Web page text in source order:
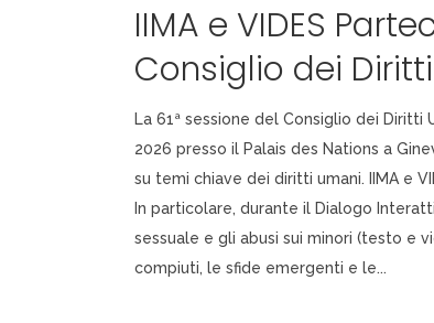
IIMA e VIDES
Consiglio dei
La 61ª sessione del Consiglio dei
2026 presso il Palais des Nations a
su temi chiave dei diritti umani. IIMA e
In particolare, durante il Dialogo
sessuale e gli abusi sui minori (testo e
compiuti, le sfide emergenti e le...